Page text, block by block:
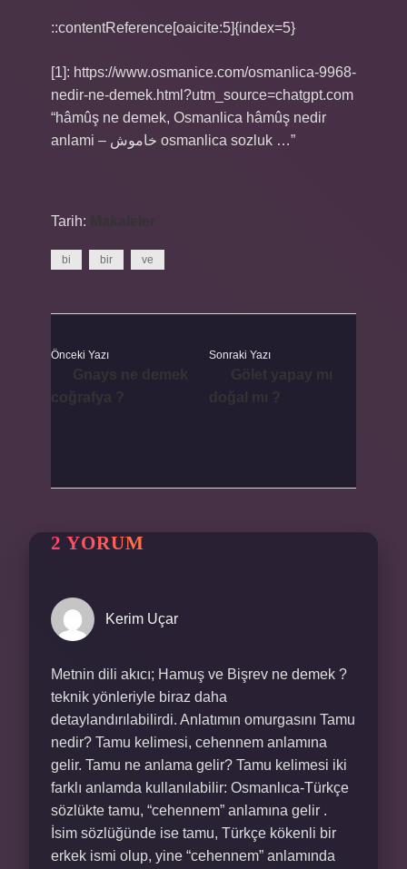
::contentReference[oaicite:5]{index=5}
[1]: https://www.osmanice.com/osmanlica-9968-
nedir-ne-demek.html?utm_source=chatgpt.com
“hâmûş ne demek, Osmanlica hâmûş nedir
anlami – خاموش osmanlica sozluk …”
Tarih:
bi bir ve
Önceki Yazı Sonraki Yazı
2 YORUM
Kerim Uçar
Metnin dili akıcı; Hamuş ve Bişrev ne demek ?
teknik yönleriyle biraz daha
detaylandırılabilirdi. Anlatımın omurgasını Tamu
nedir? Tamu kelimesi, cehennem anlamına
gelir. Tamu ne anlama gelir? Tamu kelimesi iki
farklı anlamda kullanılabilir: Osmanlıca-Türkçe
sözlükte tamu, “cehennem” anlamına gelir .
İsim sözlüğünde ise tamu, Türkçe kökenli bir
erkek ismi olup, yine “cehennem” anlamında